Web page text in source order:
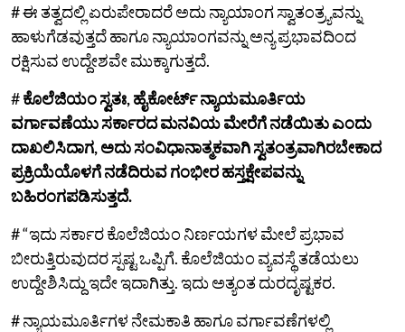
# ಈ ತತ್ವದಲ್ಲಿ ಏರುಪೇರಾದರೆ ಅದು ನ್ಯಾಯಾಂಗ ಸ್ವಾತಂತ್ರ್ಯವನ್ನು
ಹಾಳುಗೆಡವುತ್ತದೆ ಹಾಗೂ ನ್ಯಾಯಾಂಗವನ್ನು ಅನ್ಯ ಪ್ರಭಾವದಿಂದ
ರಕ್ಷಿಸುವ ಉದ್ದೇಶವೇ ಮುಕ್ಕಾಗುತ್ತದೆ.
#ಕೊಲೆಜಿಯಂ ಸ್ವತಃ, ಹೈಕೋರ್ಟ್ ನ್ಯಾಯಮೂರ್ತಿಯ
ವರ್ಗಾವಣೆಯು ಸರ್ಕಾರದ ಮನವಿಯ ಮೇರೆಗೆ ನಡೆಯಿತು ಎಂದು
ದಾಖಲಿಸಿದಾಗ, ಅದು ಸಂವಿಧಾನಾತ್ಮಕವಾಗಿ ಸ್ವತಂತ್ರವಾಗಿರಬೇಕಾದ
ಪ್ರಕ್ರಿಯೆಯೊಳಗೆ ನಡೆದಿರುವ ಗಂಭೀರ ಹಸ್ತಕ್ಷೇಪವನ್ನು
ಬಹಿರಂಗಪಡಿಸುತ್ತದೆ.
# “ಇದು ಸರ್ಕಾರ ಕೊಲೆಜಿಯಂ ನಿರ್ಣಯಗಳ ಮೇಲೆ ಪ್ರಭಾವ
ಬೀರುತ್ತಿರುವುದರ ಸ್ಪಷ್ಟ ಒಪ್ಪಿಗೆ. ಕೊಲೆಜಿಯಂ ವ್ಯವಸ್ಥೆ ತಡೆಯಲು
ಉದ್ದೇಶಿಸಿದ್ದು ಇದೇ ಇದಾಗಿತ್ತು. ಇದು ಅತ್ಯಂತ ದುರದೃಷ್ಟಕರ.
# ನ್ಯಾಯಮೂರ್ತಿಗಳ ನೇಮಕಾತಿ ಹಾಗೂ ವರ್ಗಾವಣೆಗಳಲ್ಲಿ